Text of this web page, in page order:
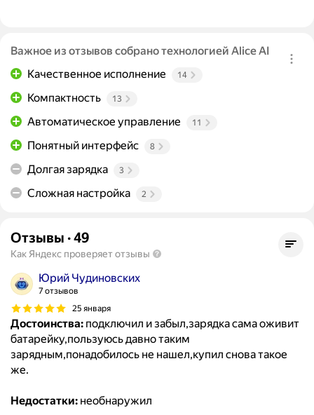
Важное из отзывов собрано технологией Alice AI
Качественное исполнение
14
Компактность 13
Автоматическое управление 11
Понятный интерфейс 8
Долгая зарядка 3
Сложная настройка 2
Отзывы ·49
Как Яндекс проверяет отзывы
Юрий Чудиновских
7 отзывов
25 января
Достоинства: подключил и забыл,зарядка сама оживит
батарейку,пользуюсь давно таким
зарядным,понадобилось не нашел,купил снова такое
же.
Недостатки: необнаружил